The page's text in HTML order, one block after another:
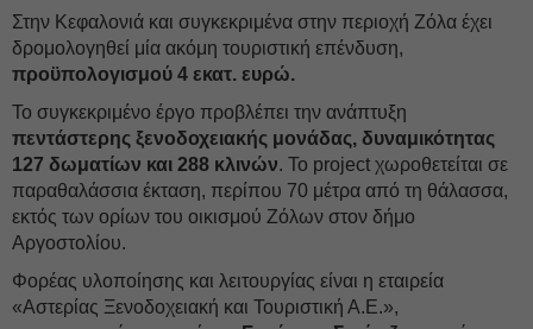
Στην Κεφαλονιά και συγκεκριμένα στην περιοχή Ζόλα έχει
δρομολογηθεί μία ακόμη τουριστική επένδυση,
προϋπολογισμού 4 εκατ. ευρώ.
Το συγκεκριμένο έργο προβλέπει την ανάπτυξη
πεντάστερης ξενοδοχειακής μονάδας, δυναμικότητας
127 δωματίων και 288 κλινών. Το project χωροθετείται σε
παραθαλάσσια έκταση, περίπου 70 μέτρα από τη θάλασσα,
εκτός των ορίων του οικισμού Ζόλων στον δήμο
Αργοστολίου.
Φορέας υλοποίησης και λειτουργίας είναι η εταιρεία
«Αστερίας Ξενοδοχειακή και Τουριστική Α.Ε.»,